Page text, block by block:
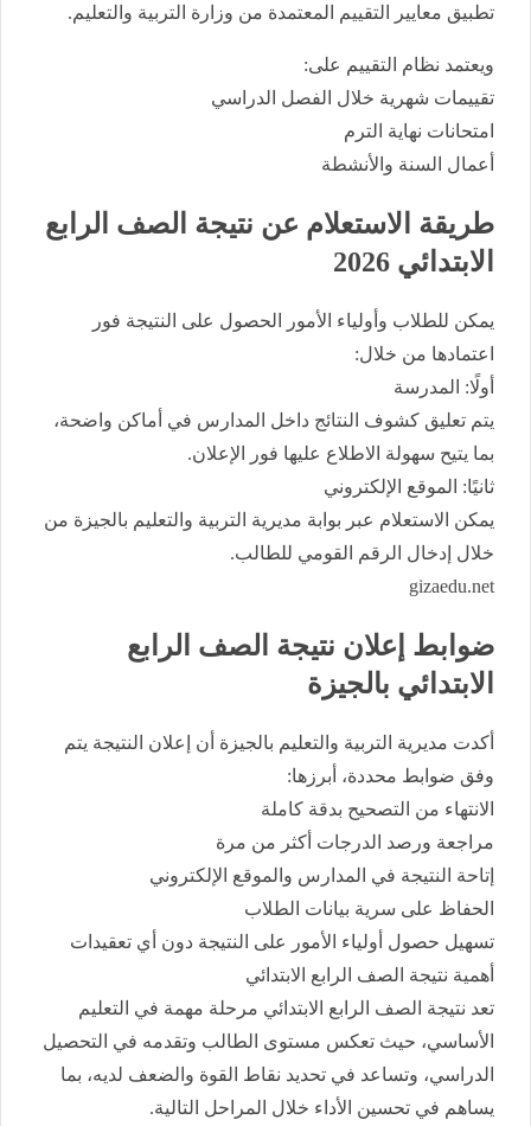
تطبيق معايير التقييم المعتمدة من وزارة التربية والتعليم.
ويعتمد نظام التقييم على:
تقييمات شهرية خلال الفصل الدراسي
امتحانات نهاية الترم
أعمال السنة والأنشطة
طريقة الاستعلام عن نتيجة الصف الرابع
الابتدائي 2026
يمكن للطلاب وأولياء الأمور الحصول على النتيجة فور
اعتمادها من خلال:
أولًا: المدرسة
يتم تعليق كشوف النتائج داخل المدارس في أماكن واضحة،
بما يتيح سهولة الاطلاع عليها فور الإعلان.
ثانيًا: الموقع الإلكتروني
يمكن الاستعلام عبر بوابة مديرية التربية والتعليم بالجيزة من
خلال إدخال الرقم القومي للطالب.
gizaedu.net
ضوابط إعلان نتيجة الصف الرابع
الابتدائي بالجيزة
أكدت مديرية التربية والتعليم بالجيزة أن إعلان النتيجة يتم
وفق ضوابط محددة، أبرزها:
الانتهاء من التصحيح بدقة كاملة
مراجعة ورصد الدرجات أكثر من مرة
إتاحة النتيجة في المدارس والموقع الإلكتروني
الحفاظ على سرية بيانات الطلاب
تسهيل حصول أولياء الأمور على النتيجة دون أي تعقيدات
أهمية نتيجة الصف الرابع الابتدائي
تعد نتيجة الصف الرابع الابتدائي مرحلة مهمة في التعليم
الأساسي، حيث تعكس مستوى الطالب وتقدمه في التحصيل
الدراسي، وتساعد في تحديد نقاط القوة والضعف لديه، بما
يساهم في تحسين الأداء خلال المراحل التالية.